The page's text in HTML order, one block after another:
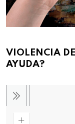
VIOLENCIA
AYUDA?